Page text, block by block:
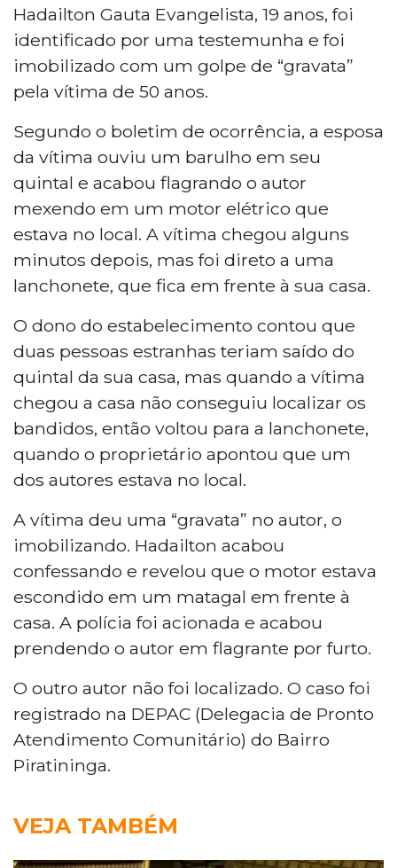
Hadailton Gauta Evangelista, 19 anos, foi
identificado por uma testemunha e foi
imobilizado com um golpe de “gravata”
pela vítima de 50 anos.
Segundo o boletim de ocorrência, a esposa
da vítima ouviu um barulho em seu
quintal e acabou flagrando o autor
mexendo em um motor elétrico que
estava no local. A vítima chegou alguns
minutos depois, mas foi direto a uma
lanchonete, que fica em frente à sua casa.
O dono do estabelecimento contou que
duas pessoas estranhas teriam saído do
quintal da sua casa, mas quando a vítima
chegou a casa não conseguiu localizar os
bandidos, então voltou para a lanchonete,
quando o proprietário apontou que um
dos autores estava no local.
A vítima deu uma “gravata” no autor, o
imobilizando. Hadailton acabou
confessando e revelou que o motor estava
escondido em um matagal em frente à
casa. A polícia foi acionada e acabou
prendendo o autor em flagrante por furto.
O outro autor não foi localizado. O caso foi
registrado na DEPAC (Delegacia de Pronto
Atendimento Comunitário) do Bairro
Piratininga.
VEJA TAMBÉM